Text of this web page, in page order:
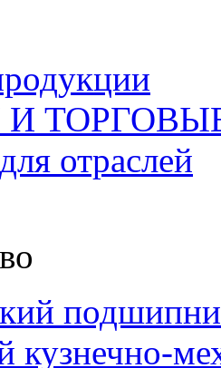
И
отраслей
кузнечно-